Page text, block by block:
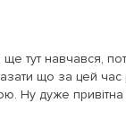
тут навчався,
що за цей час
дуже привітна